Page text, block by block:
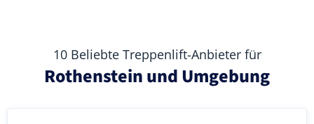
10 Beliebte Treppenlift-Anbieter für
Rothenstein und Umgebung